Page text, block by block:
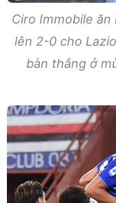
Ciro Immobile
lên 2-0 cho
bàn thắng ở